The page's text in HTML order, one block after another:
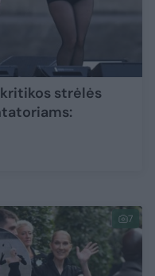
strėlės
7